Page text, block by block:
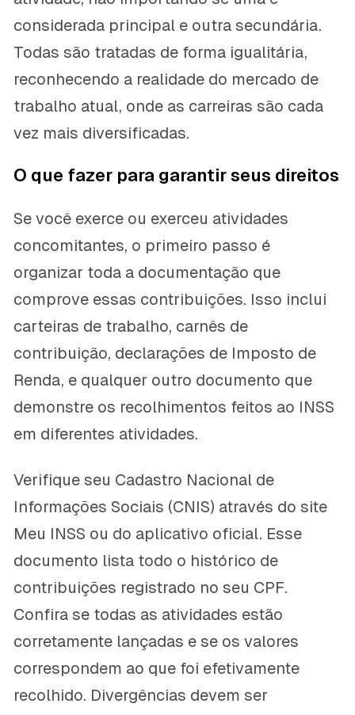
considerada principal e outra secundária.
Todas são tratadas de forma igualitária,
reconhecendo a realidade do mercado de
trabalho atual, onde as carreiras são cada
vez mais diversificadas.
O que fazer para garantir seus direitos
Se você exerce ou exerceu atividades
concomitantes, o primeiro passo é
organizar toda a documentação que
comprove essas contribuições. Isso inclui
carteiras de trabalho, carnês de
contribuição, declarações de Imposto de
Renda, e qualquer outro documento que
demonstre os recolhimentos feitos ao INSS
em diferentes atividades.
Verifique seu Cadastro Nacional de
Informações Sociais (CNIS) através do site
Meu INSS ou do aplicativo oficial. Esse
documento lista todo o histórico de
contribuições registrado no seu CPF.
Confira se todas as atividades estão
corretamente lançadas e se os valores
correspondem ao que foi efetivamente
recolhido. Divergências devem ser